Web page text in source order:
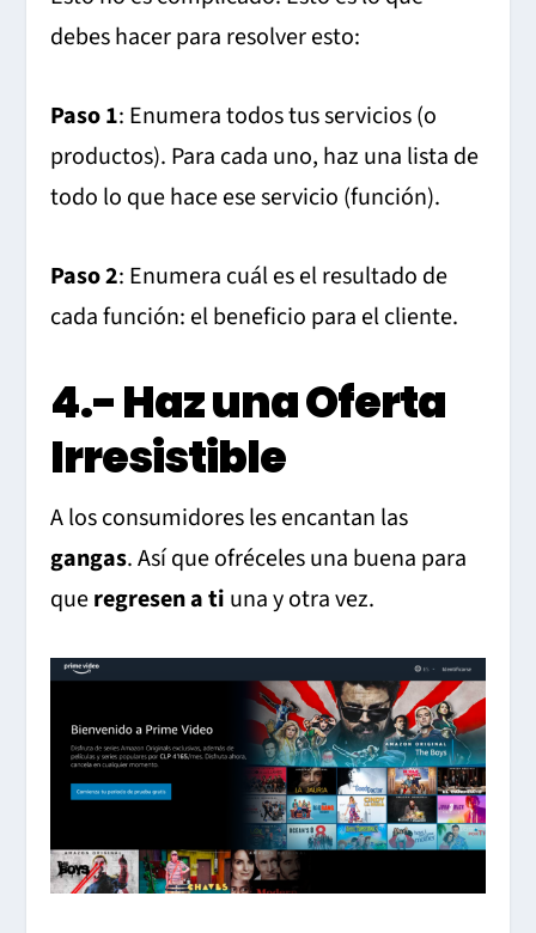
debes hacer para resolver esto:
Paso 1: Enumera todos tus servicios (o
productos). Para cada uno, haz una lista de
todo lo que hace ese servicio (función).
Paso 2: Enumera cuál es el resultado de
cada función: el beneficio para el cliente.
4.- Haz una Oferta
Irresistible
A los consumidores les encantan las
gangas. Así que ofréceles una buena para
queregresen a ti una y otra vez.